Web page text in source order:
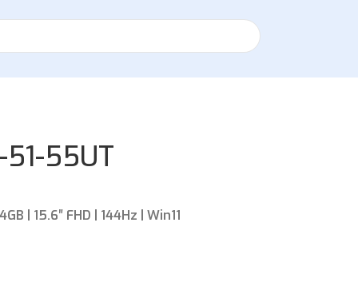
55UT
| 15.6″ FHD | 144Hz | Win11